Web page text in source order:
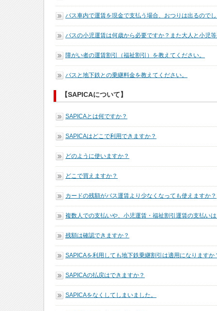
バス車内で運賃を現金で支払う場合、おつりは出るので
バスの小児運賃は何歳から必要ですか？また大人と小児
障がい者の運賃割引（福祉割引）を教えてください。
バスと地下鉄との乗継料金を教えてください。
【SAPICAについて】
SAPICAとは何ですか？
SAPICAはどこで利用できますか？
どのように使いますか？
どこで買えますか？
カードの残額がバス運賃より少なくなっても使えますか？
複数人での支払いや、小児運賃・福祉割引運賃の支払い
残額は確認できますか？
SAPICAを利用しても地下鉄乗継割引は適用になりますか
SAPICAの払戻はできますか？
SAPICAをなくしてしまいました。